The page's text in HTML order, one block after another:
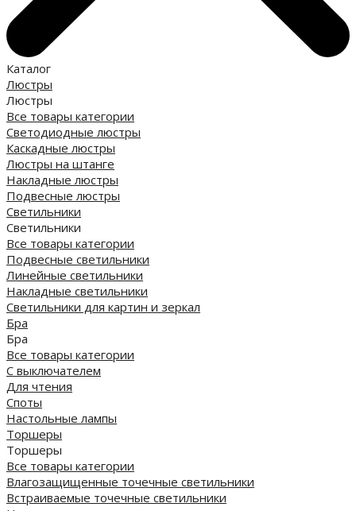
Каталог
Люстры
Люстры
Все товары категории
Светодиодные люстры
Каскадные люстры
Люстры на штанге
Накладные люстры
Подвесные люстры
Светильники
Светильники
Все товары категории
Подвесные светильники
Линейные светильники
Накладные светильники
Светильники для картин и зеркал
Бра
Бра
Все товары категории
С выключателем
Для чтения
Споты
Настольные лампы
Торшеры
Торшеры
Все товары категории
Влагозащищенные точечные светильники
Встраиваемые точечные светильники